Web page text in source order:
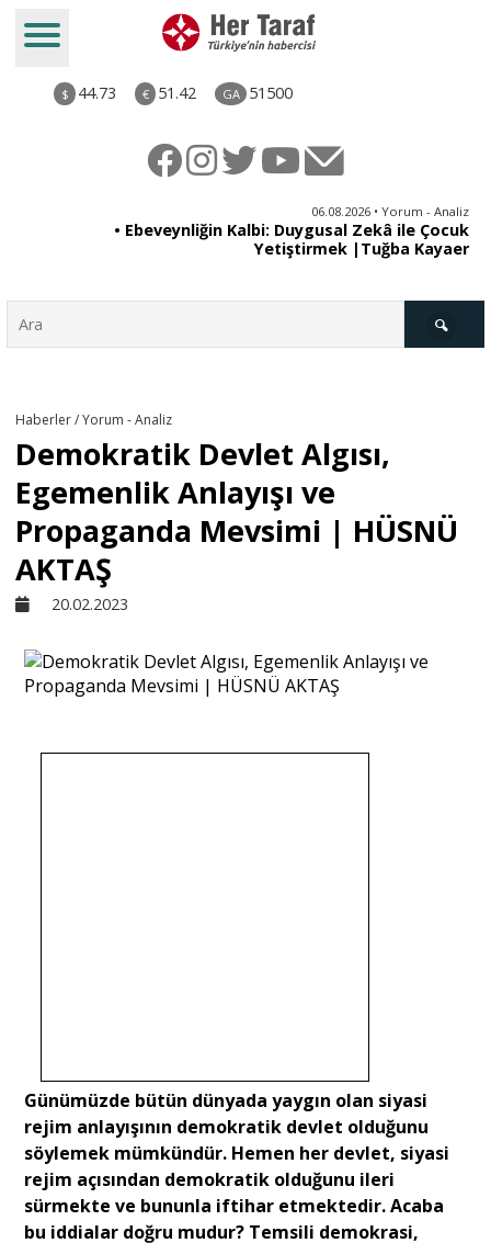
$ 44.73 € 51.42 GA 51500
06.08.2026 • Yorum - Analiz
• Ebeveynliğin Kalbi: Duygusal Zekâ ile Çocuk
Yetiştirmek |Tuğba Kayaer
Derkenar
Sivil Toplum
Ekonomi
Dünya
Yazarlar
Haberler / Yorum - Analiz
Demokratik Devlet Algısı,
Egemenlik Anlayışı ve
Propaganda Mevsimi | HÜSNÜ
AKTAŞ
20.02.2023
Günümüzde bütün dünyada yaygın olan siyasi
rejim anlayışının demokratik devlet olduğunu
söylemek mümkündür. Hemen her devlet, siyasi
rejim açısından demokratik olduğunu ileri
sürmekte ve bununla iftihar etmektedir. Acaba
bu iddialar doğru mudur? Temsili demokrasi,